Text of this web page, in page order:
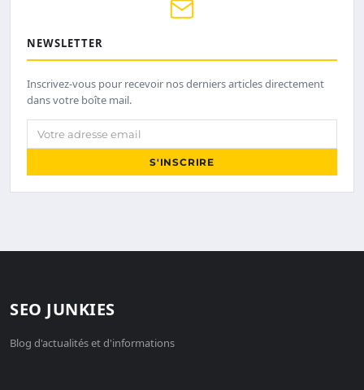
NEWSLETTER
Inscrivez-vous pour recevoir nos derniers articles directement
dans votre boîte mail.
Votre adresse email
S'INSCRIRE
SEO JUNKIES
Blog d'actualités et d'informations